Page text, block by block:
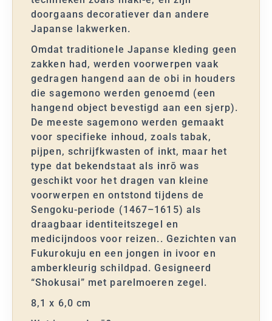
doorgaans decoratiever dan andere
Japanse lakwerken.
Omdat traditionele Japanse kleding geen
zakken had, werden voorwerpen vaak
gedragen hangend aan de obi in houders
die sagemono werden genoemd (een
hangend object bevestigd aan een sjerp).
De meeste sagemono werden gemaakt
voor specifieke inhoud, zoals tabak,
pijpen, schrijfkwasten of inkt, maar het
type dat bekendstaat als inrō was
geschikt voor het dragen van kleine
voorwerpen en ontstond tijdens de
Sengoku-periode (1467–1615) als
draagbaar identiteitszegel en
medicijndoos voor reizen.. Gezichten van
Fukurokuju en een jongen in ivoor en
amberkleurig schildpad. Gesigneerd
“Shokusai” met parelmoeren zegel.
8,1 x 6,0 cm